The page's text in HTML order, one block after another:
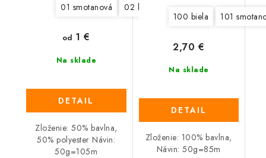
01 smotanová 02 biela 11
Na sklade
od 1 €
DETAIL
Zloženie: 50% bavlna,
50% polyester Návin:
50g=105m
100 biela 101
Na sklade
2,70 €
DETAIL
Zloženie: 100% bavlna,
Návin: 50g=85m